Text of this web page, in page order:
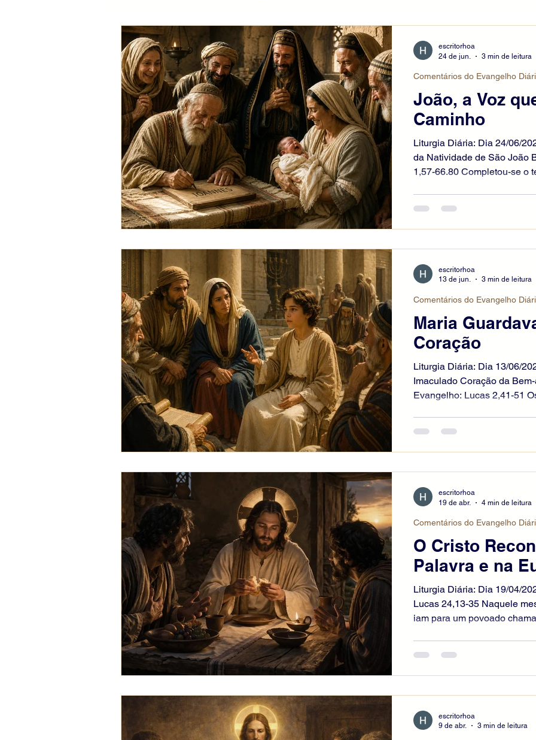
João, a Voz
Caminho
Liturgia Diária: Dia 24/06/
da Natividade de São João
1,57-66.80 Completou-se o
Isabel, e alegraram-se com
circuncidar o menino e
Comentários do Evangelho
escritorhoa
24 de jun.
3 min de leitura
Maria
Coração
Liturgia Diária: Dia 13/06/
Imaculado Coração da
Evangelho: Lucas 2,41-51
Terminados os dias da
menino Jesus ficou em
lo entre
Comentários do Evangelho
escritorhoa
13 de jun.
3 min de leitura
O Cristo
Palavra e na
Liturgia Diária: Dia 19/04/
Lucas 24,13-35 Naquele
iam para um povoado
discutiam, o próprio Jesus
eles. Seus olhos, porém,
com o ros
Comentários do Evangelho
escritorhoa
19 de abr.
4 min de leitura
escritorhoa
9 de abr.
3 min de leitura